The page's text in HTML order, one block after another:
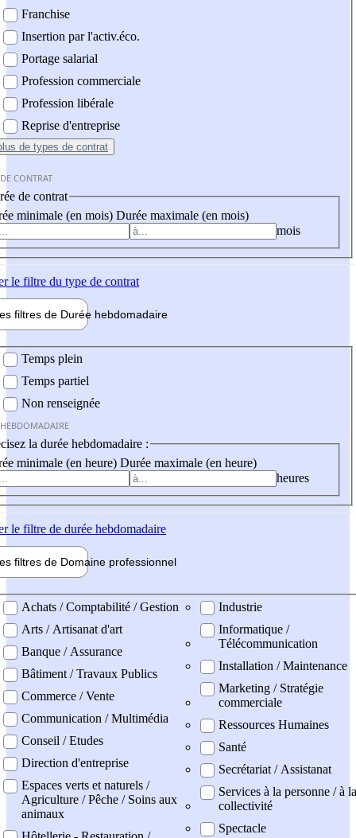
Franchise
Insertion par l'activ.éco.
Portage salarial
Profession commerciale
Profession libérale
Reprise d'entreprise
de types de contrat
CONTRAT
de contrat
minimale (en mois) Durée maximale (en mois)
mois
le filtre du type de contrat
filtres de Durée hebdomadaire
Temps plein
Temps partiel
Non renseignée
la durée hebdomadaire :
minimale (en heure) Durée maximale (en heure)
heures
le filtre de durée hebdomadaire
filtres de Domaine professionnel
professionel
Achats / Comptabilité / Gestion
Arts / Artisanat d'art
Banque / Assurance
Bâtiment / Travaux Publics
Commerce / Vente
Communication / Multimédia
Conseil / Etudes
Direction d'entreprise
Espaces verts et naturels /
Agriculture / Pêche / Soins aux
animaux
Industrie
Informatique /
Télécommunication
Installation / Maintenance
Marketing / Stratégie
commerciale
Ressources Humaines
Santé
Secrétariat / Assistanat
Services à la personne / à la
collectivité
Spectacle